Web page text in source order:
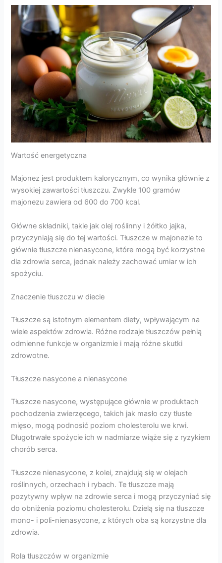
Wartość energetyczna
Majonez jest produktem kalorycznym, co wynika głównie z
wysokiej zawartości tłuszczu. Zwykle 100 gramów
majonezu zawiera od 600 do 700 kcal.
Główne składniki, takie jak olej roślinny i żółtko jajka,
przyczyniają się do tej wartości. Tłuszcze w majonezie to
głównie tłuszcze nienasycone, które mogą być korzystne
dla zdrowia serca, jednak należy zachować umiar w ich
spożyciu.
Znaczenie tłuszczu w diecie
Tłuszcze są istotnym elementem diety, wpływającym na
wiele aspektów zdrowia. Różne rodzaje tłuszczów pełnią
odmienne funkcje w organizmie i mają różne skutki
zdrowotne.
Tłuszcze nasycone a nienasycone
Tłuszcze nasycone, występujące głównie w produktach
pochodzenia zwierzęcego, takich jak masło czy tłuste
mięso, mogą podnosić poziom cholesterolu we krwi.
Długotrwałe spożycie ich w nadmiarze wiąże się z ryzykiem
chorób serca.
Tłuszcze nienasycone, z kolei, znajdują się w olejach
roślinnych, orzechach i rybach. Te tłuszcze mają
pozytywny wpływ na zdrowie serca i mogą przyczyniać się
do obniżenia poziomu cholesterolu. Dzielą się na tłuszcze
mono- i poli-nienasycone, z których oba są korzystne dla
zdrowia.
Rola tłuszczów w organizmie